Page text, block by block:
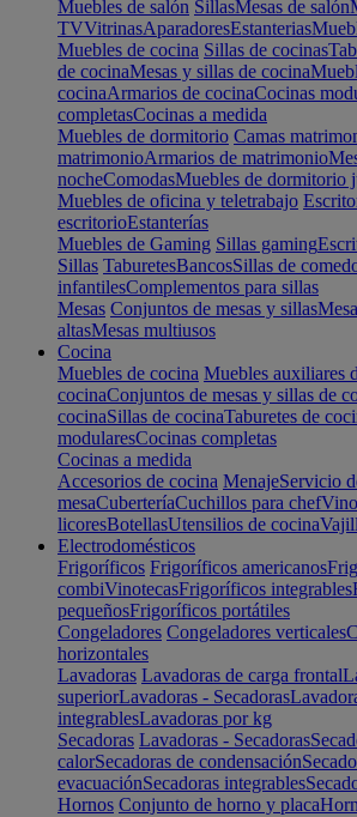
Muebles de salón SillasMesas de salón
TVVitrinasAparadoresEstanterias
Muebles de cocina Sillas de cocinas
de cocinaMesas y sillas de cocina
cocinaArmarios de cocinaCocinas
completasCocinas a medida
Muebles de dormitorio Camas
matrimonioArmarios de matrimonio
nocheComodasMuebles de dormitorio
Muebles de oficina y teletrabajo
escritorioEstanterías
Muebles de Gaming Sillas gaming
Sillas TaburetesBancosSillas de
infantilesComplementos para sillas
Mesas Conjuntos de mesas y sillas
altasMesas multiusos
Cocina
Muebles de cocina Muebles auxiliares
cocinaConjuntos de mesas y sillas de
cocinaSillas de cocinaTaburetes de
modularesCocinas completas
Cocinas a medida
Accesorios de cocina MenajeServicio
mesaCuberteríaCuchillos para chef
licoresBotellasUtensilios de cocina
Electrodomésticos
Frigoríficos Frigoríficos americanos
combiVinotecasFrigoríficos integrables
pequeñosFrigoríficos portátiles
Congeladores Congeladores verticales
horizontales
Lavadoras Lavadoras de carga frontal
superiorLavadoras - Secadoras
integrablesLavadoras por kg
Secadoras Lavadoras - Secadoras
calorSecadoras de condensación
evacuaciónSecadoras integrables
Hornos Conjunto de horno y placa